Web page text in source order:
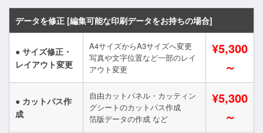
データを修正 [編集可能な印刷データをお持ちの場合]
● サイズ修正・
レイアウト変更
A4サイズからA3サイズへ変更
写真や文字位置など一部のレイ
アウト変更
¥5,300
～
● カットパス作
成
自由カットパネル・カッティン
グシートのカットパス作成
箔版データの作成 など
¥5,300
～